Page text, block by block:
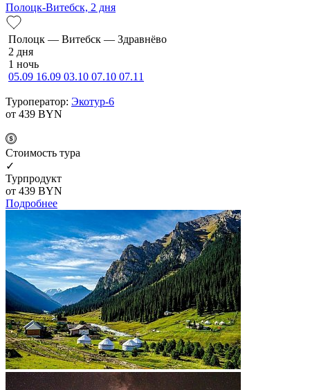
Полоцк-Витебск, 2 дня
По­лоцк — Ви­тебск — Здравнёво
2 дня
1 ночь
05.09 16.09 03.10 07.10 07.11
Туроператор: Экотур-6
от 439 BYN
Cтоимость тура
✓
Турпродукт
от 439 BYN
Подробнее